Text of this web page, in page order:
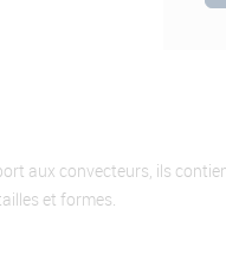
aux convecteurs, ils
et formes.